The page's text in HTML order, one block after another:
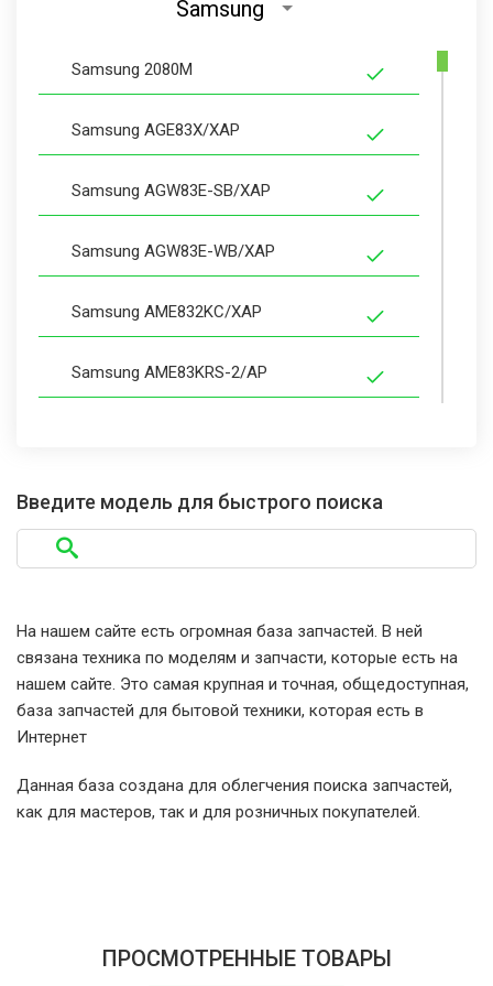
Samsung
Samsung 2080M
Samsung AGE83X/XAP
Samsung AGW83E-SB/XAP
Samsung AGW83E-WB/XAP
Samsung AME832KC/XAP
Samsung AME83KRS-2/AP
Samsung AME83M/XAP
Samsung AME83X/XAP
Samsung AMW831K/XAP
Samsung AMW832K/XAP
Samsung AMW83E/XTC
Введите модель для быстрого поиска
На нашем сайте есть огромная база запчастей. В ней
связана техника по моделям и запчасти, которые есть на
нашем сайте. Это самая крупная и точная, общедоступная,
база запчастей для бытовой техники, которая есть в
Интернет
Данная база создана для облегчения поиска запчастей,
как для мастеров, так и для розничных покупателей.
ПРОСМОТРЕННЫЕ ТОВАРЫ